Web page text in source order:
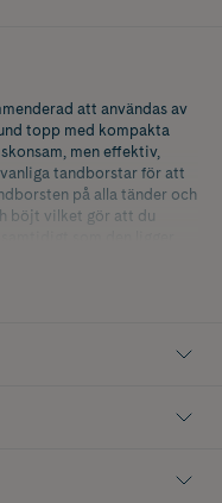
att användas av
topp med kompakta
men effektiv,
tandborstar för att
på alla tänder och
böjt vilket gör att du
i polypropylen